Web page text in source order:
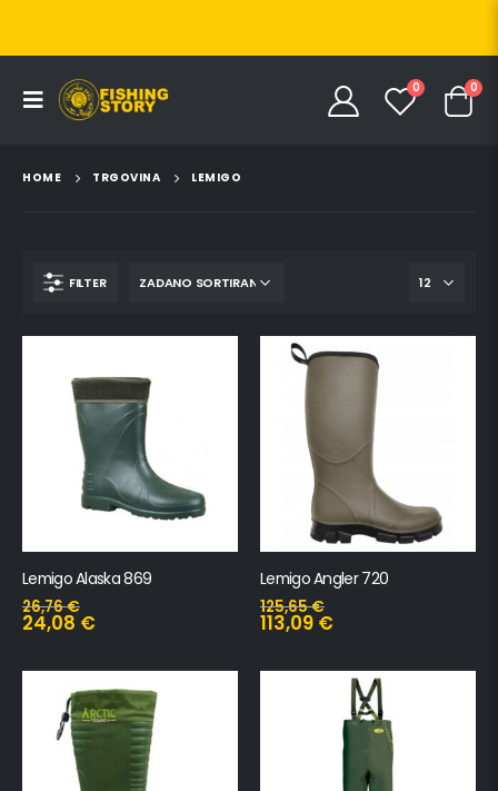
0 0
HOME TRGOVINA LEMIGO
FILTER
Lemigo Alaska 869
26,76€
24,08 €
Lemigo Angler 720
125,65€
113,09 €